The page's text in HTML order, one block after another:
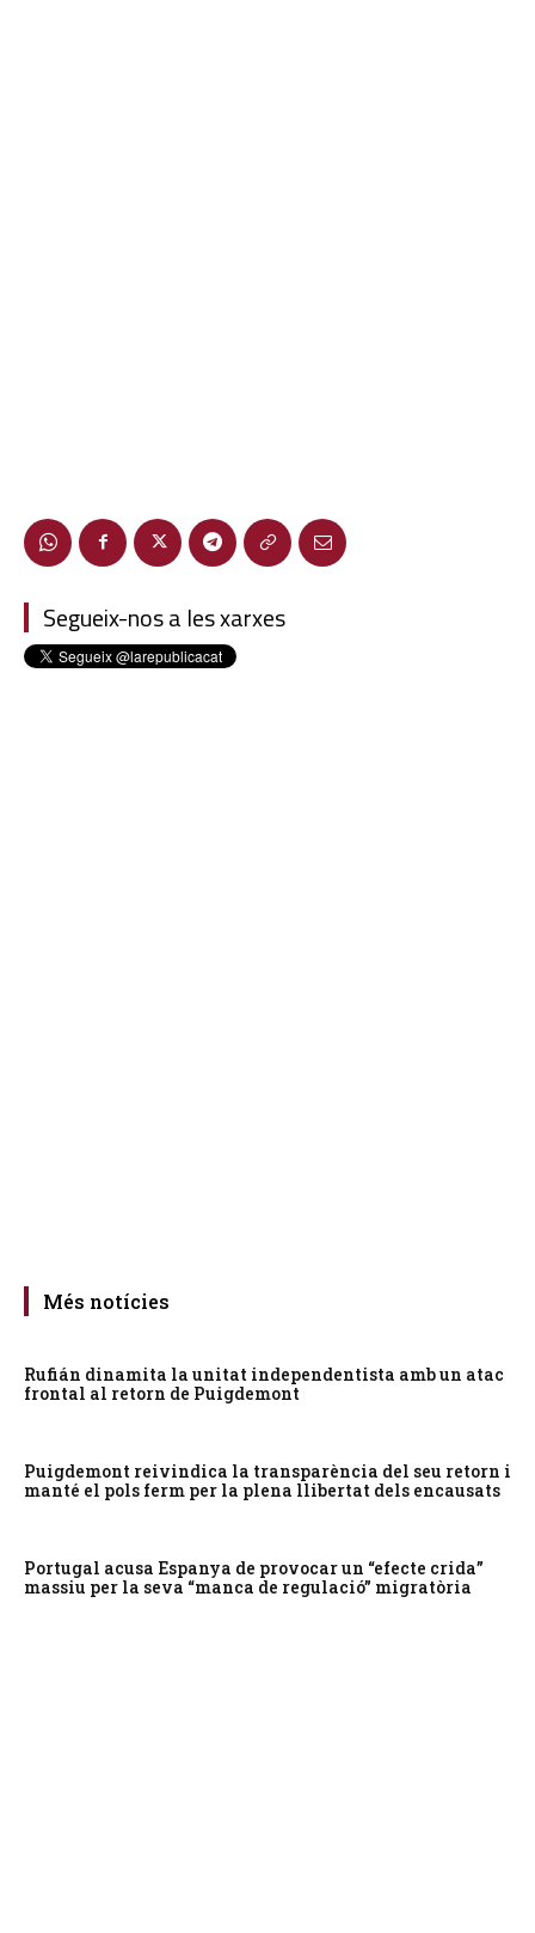
Segueix-nos a les xarxes
Més notícies
Rufián dinamita la unitat independentista amb un atac
frontal al retorn de Puigdemont
Puigdemont reivindica la transparència del seu retorn i
manté el pols ferm per la plena llibertat dels encausats
Portugal acusa Espanya de provocar un “efecte crida”
massiu per la seva “manca de regulació” migratòria